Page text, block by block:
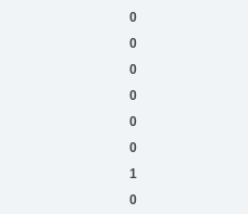
0
0
0
0
0
0
1
0